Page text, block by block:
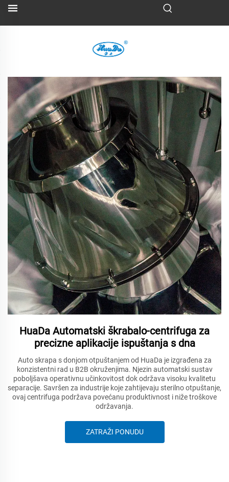
HuaDa Automatski škrabalo-centrifuga za
precizne aplikacije ispuštanja s dna
Auto skrapa s donjom otpuštanjem od HuaDa je izgrađena za
konzistentni rad u B2B okruženjima. Njezin automatski sustav
poboljšava operativnu učinkovitost dok održava visoku kvalitetu
separacije. Savršen za industrije koje zahtijevaju sterilno otpuštanje,
ovaj centrifuga podržava povećanu produktivnost i niže troškove
održavanja.
ZATRAŽI PONUDU